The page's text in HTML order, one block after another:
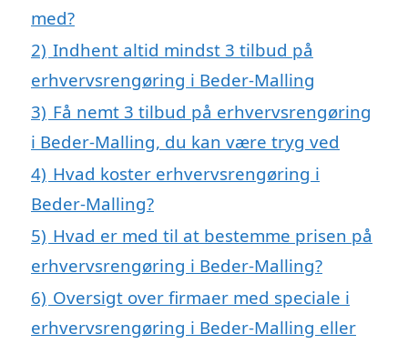
med?
2) Indhent altid mindst 3 tilbud på
erhvervsrengøring i Beder-Malling
3) Få nemt 3 tilbud på erhvervsrengøring
i Beder-Malling, du kan være tryg ved
4) Hvad koster erhvervsrengøring i
Beder-Malling?
5) Hvad er med til at bestemme prisen på
erhvervsrengøring i Beder-Malling?
6) Oversigt over firmaer med speciale i
erhvervsrengøring i Beder-Malling eller